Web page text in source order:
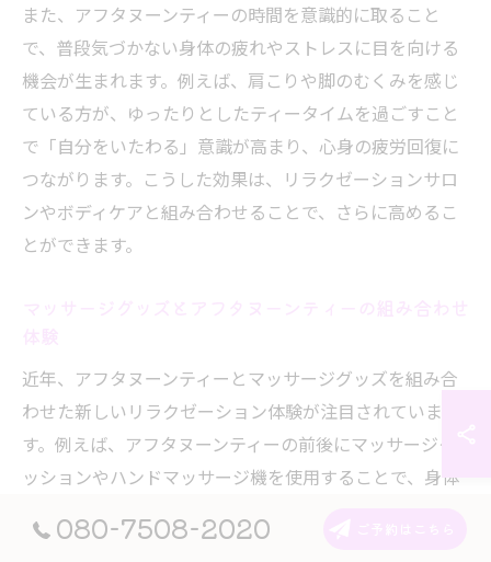
また、アフタヌーンティーの時間を意識的に取ること
で、普段気づかない身体の疲れやストレスに目を向ける
機会が生まれます。例えば、肩こりや脚のむくみを感じ
ている方が、ゆったりとしたティータイムを過ごすこと
で「自分をいたわる」意識が高まり、心身の疲労回復に
つながります。こうした効果は、リラクゼーションサロ
ンやボディケアと組み合わせることで、さらに高めるこ
とができます。
近年、アフタヌーンティーとマッサージグッズを組み合
わせた新しいリラクゼーション体験が注目されていま
す。例えば、アフタヌーンティーの前後にマッサージク
ッションやハンドマッサージ機を使用することで、身体
できます。特に自宅や宿泊施設では、気軽に取り入れや
080-7508-2020